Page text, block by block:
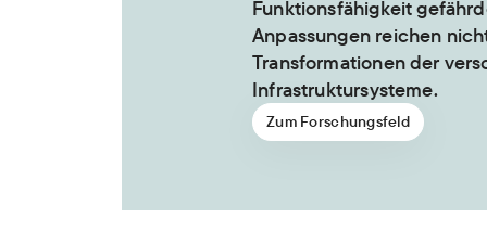
Funktionsfähigkeit
Anpassungen reichen
Transformationen der
Infrastruktursysteme.
Zum Forschungsfeld